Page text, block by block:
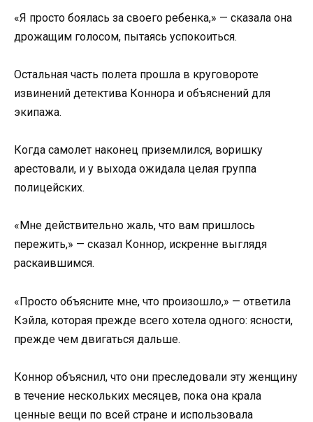
«Я просто боялась за своего ребенка,» — сказала она
дрожащим голосом, пытаясь успокоиться.
Остальная часть полета прошла в круговороте
извинений детектива Коннора и объяснений для
экипажа.
Когда самолет наконец приземлился, воришку
арестовали, и у выхода ожидала целая группа
полицейских.
«Мне действительно жаль, что вам пришлось
пережить,» — сказал Коннор, искренне выглядя
раскаившимся.
«Просто объясните мне, что произошло,» — ответила
Кэйла, которая прежде всего хотела одного: ясности,
прежде чем двигаться дальше.
Коннор объяснил, что они преследовали эту женщину
в течение нескольких месяцев, пока она крала
ценные вещи по всей стране и использовала